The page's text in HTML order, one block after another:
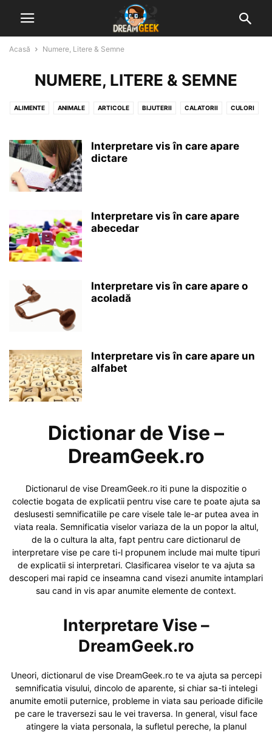
Acasă Numere, Litere & Semne
NUMERE, LITERE & SEMNE
ALIMENTE ANIMALE ARTICOLE BIJUTERII CALATORII CULORI
MUNCA & ACTIVITATI NATURA NUMERE, LITERE & SEMNE
OAMENI & STARI UMANE
Interpretare vis în care apare
dictare
Interpretare vis în care apare
abecedar
Interpretare vis în care apare o
acoladă
Interpretare vis în care apare un
alfabet
Dictionar de Vise –
DreamGeek.ro
Dictionarul de vise DreamGeek.ro iti pune la dispozitie o
colectie bogata de explicatii pentru vise care te poate ajuta sa
deslusesti semnificatiile pe care visele tale le-ar putea avea in
viata reala. Semnificatia viselor variaza de la un popor la altul,
de la o cultura la alta, fapt pentru care dictionarul de
interpretare vise pe care ti-l propunem include mai multe tipuri
de explicatii si interpretari. Clasificarea viselor te va ajuta sa
descoperi mai rapid ce inseamna cand visezi anumite intamplari
sau cand in vis apar anumite elemente de context.
Interpretare Vise –
DreamGeek.ro
Uneori, dictionarul de vise DreamGeek.ro te va ajuta sa percepi
semnificatia visului, dincolo de aparente, si chiar sa-ti intelegi
anumite emotii puternice, probleme in viata sau perioade dificile
pe care le traversezi sau le vei traversa. In general, visul face
atingere la viata personala, la sufletul pereche, la planul